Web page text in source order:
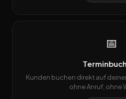
📅
Kunden buchen direkt auf
ohne Anruf, ohne